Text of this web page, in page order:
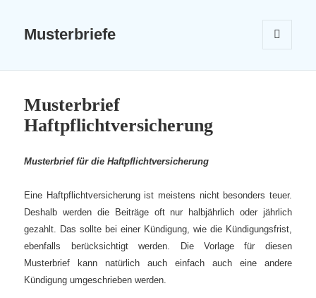
Musterbriefe
WIDGETS
Musterbrief
Haftpflichtversicherung
Musterbrief für die Haftpflichtversicherung
Eine Haftpflichtversicherung ist meistens nicht besonders teuer.
Deshalb werden die Beiträge oft nur halbjährlich oder jährlich
gezahlt. Das sollte bei einer Kündigung, wie die Kündigungsfrist,
ebenfalls berücksichtigt werden. Die Vorlage für diesen
Musterbrief kann natürlich auch einfach auch eine andere
Kündigung umgeschrieben werden.